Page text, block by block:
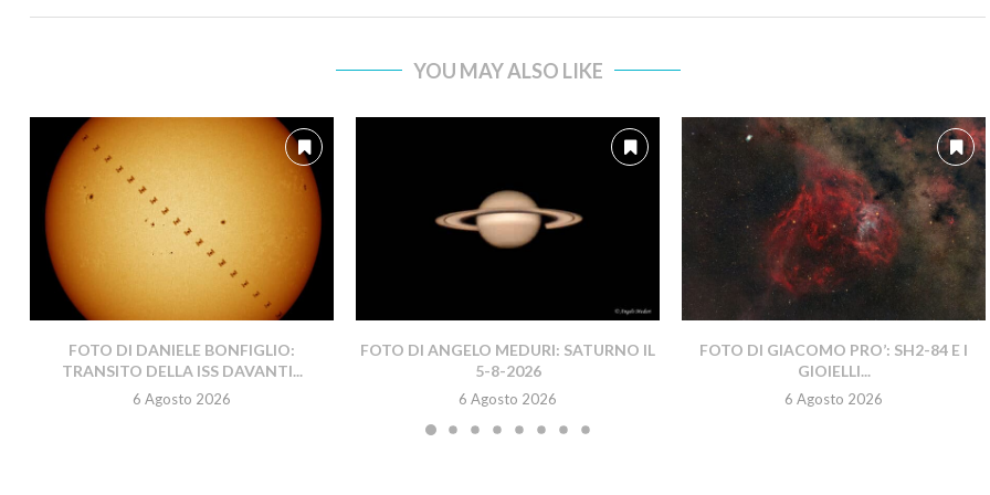
YOU MAY ALSO LIKE
FOTO DI DANIELE BONFIGLIO:
TRANSITO DELLA ISS DAVANTI...
6 Agosto 2026
FOTO DI ANGELO MEDURI: SATURNO IL
5-8-2026
6 Agosto 2026
FOTO DI GIACOMO PRO’: SH2-84 E I
GIOIELLI...
6 Agosto 2026